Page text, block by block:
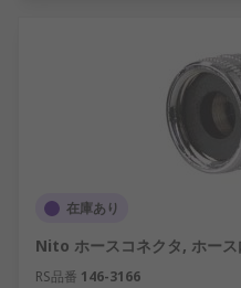
在庫あり
Nito ホースコネクタ, ホー
RS品番 146-3166